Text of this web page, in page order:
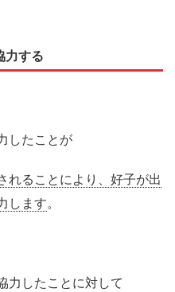
力する
したことが
れることにより、好子が出
します。
力したことに対して